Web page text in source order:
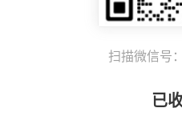
扫描微信号：
已